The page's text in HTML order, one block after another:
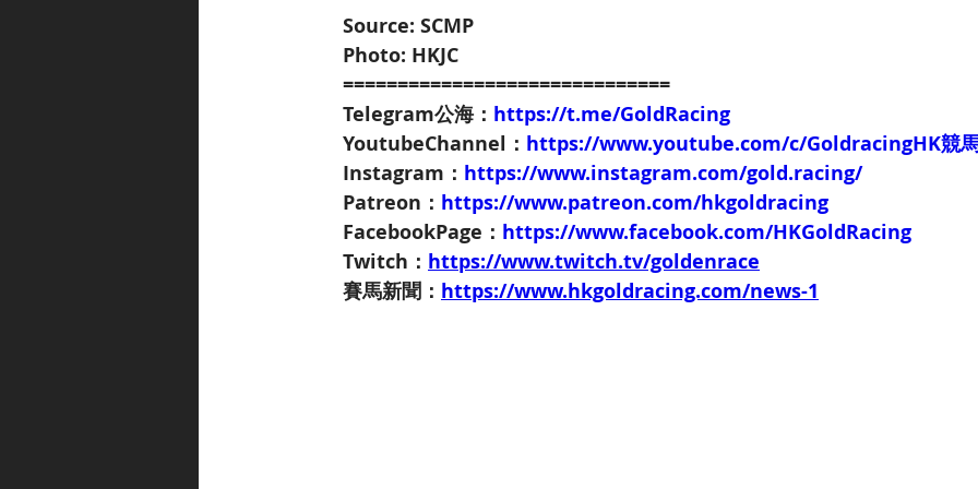
Source: SCMP
Photo: HKJC
==============================
Telegram公海： https://t.me/GoldRacing
YoutubeChannel： https://www.youtube.com/c/GoldracingHK競
Instagram： https://www.instagram.com/gold.racing/
Patreon： https://www.patreon.com/hkgoldracing
FacebookPage： https://www.facebook.com/HKGoldRacing
Twitch： https://www.twitch.tv/goldenrace
賽馬新聞： https://www.hkgoldracing.com/news-1